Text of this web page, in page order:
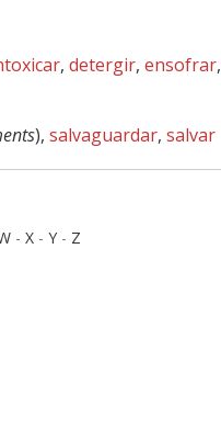
, detergir, ensofrar,
), salvaguardar, salvar
- X - Y - Z